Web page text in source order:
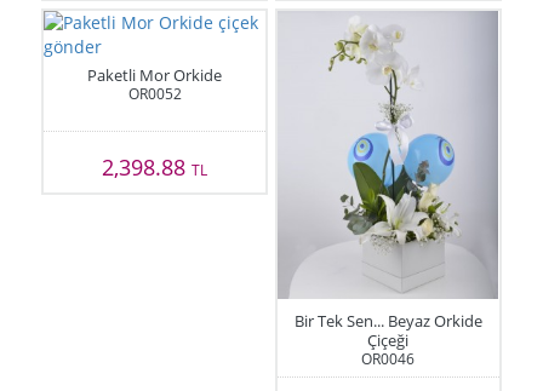
Paketli Mor Orkide
OR0052
2,398.88TL
Bir Tek Sen... Beyaz Orkide
Çiçeği
OR0046